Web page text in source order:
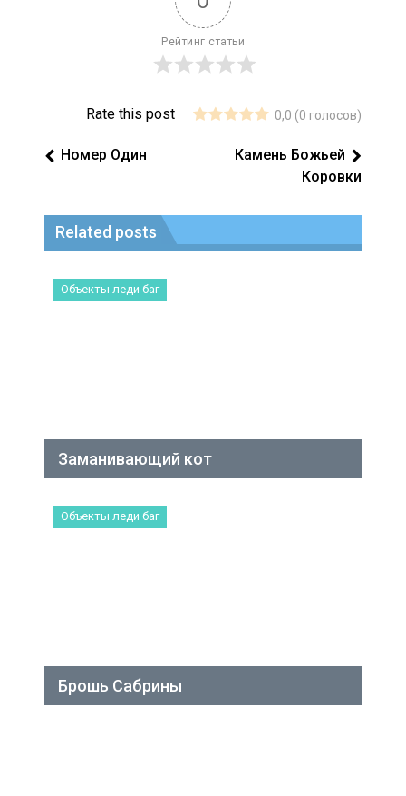
Рейтинг статьи
Rate this post 0,0 (0 голосов)
Номер Один
Камень Божьей
Коровки
Related posts
Объекты леди баг
Заманивающий кот
Объекты леди баг
Брошь Сабрины